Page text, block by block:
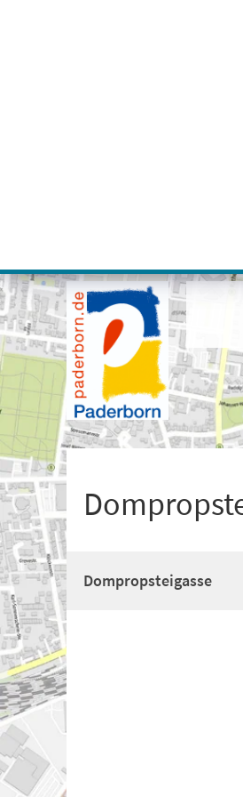
Visuelle
Assistenzsoftware
öffnen.
Mit
der
Tastatur
erreichbar
über
+
Dompropsteigasse